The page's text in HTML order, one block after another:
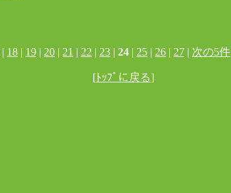
| 18 | 19 | 20 | 21 | 22 | 23 | 24 | 25 | 26 | 27 | 次の5件
[ﾄｯﾌﾟに戻る]